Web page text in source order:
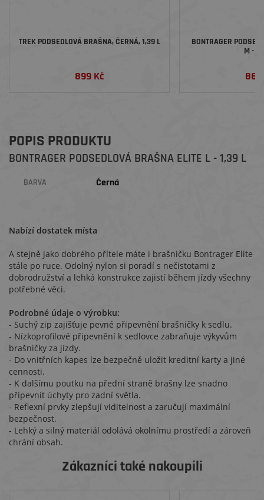
TREK PODSEDLOVÁ BRAŠNA, ČERNÁ, 1,39 L
899 Kč
BONTRAGER
M -
869
POPIS PRODUKTU
BONTRAGER PODSEDLOVÁ BRAŠNA ELITE L - 1,39 L
BARVA Černá
Nabízí dostatek místa
A stejně jako dobrého přítele máte i brašničku Bontrager Elite
stále po ruce. Odolný nylon si poradí s nečistotami z
dobrodružství a lehká konstrukce zajistí během jízdy všechny
potřebné věci.
Podrobné údaje o výrobku:
- Suchý zip zajišťuje pevné připevnění brašničky k sedlu.
- Nízkoprofilové připevnění k sedlovce zabraňuje výkyvům
brašničky za jízdy.
- Do vnitřních kapes lze bezpečně uložit kreditní karty a jiné
cennosti.
- K dalšímu poutku na přední straně brašny lze snadno
připevnit úchyty pro zadní světla.
- Reflexní prvky zlepšují viditelnost a zaručují maximální
bezpečnost.
- Lehký a silný materiál odolává okolnímu prostředí a zároveň
chrání obsah.
Zákazníci také nakoupili